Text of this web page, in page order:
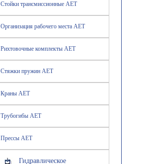
Стойки трансмиссионные AET
Организация рабочего места AET
Рихтовочные комплекты AET
Стяжки пружин AET
Краны AET
Трубогибы AET
Прессы AET
Гидравлическое